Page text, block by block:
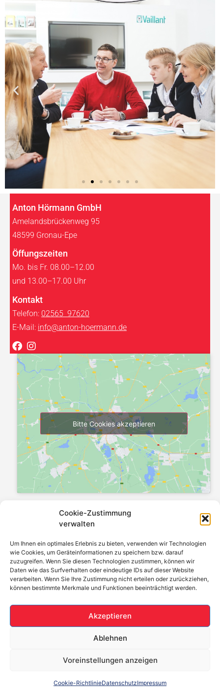
Cookie-Zustimmung
verwalten
Um Ihnen ein optimales Erlebnis zu bieten, verwenden wir Technologien
wie Cookies, um Geräteinformationen zu speichern bzw. darauf
zuzugreifen. Wenn Sie diesen Technologien zustimmen, können wir
Daten wie das Surfverhalten oder eindeutige IDs auf dieser Website
verarbeiten. Wenn Sie Ihre Zustimmung nicht erteilen oder zurückziehen,
können bestimmte Merkmale und Funktionen beeinträchtigt werden.
Akzeptieren
Ablehnen
Voreinstellungen anzeigen
Cookie-RichtlinieDatenschutzImpressum
Anton Hörmann GmbH
Amelandsbrückenweg 95
48599 Gronau-Epe
Öffungszeiten
Mo. bis Fr. 08.00–12.00
und 13.00–17.00 Uhr
Kontakt
Telefon: 02565 97620
E-Mail: info@anton-hoermann.de
Bitte Cookies akzeptieren
Badsanierung
Heizungsbau
Heizungswartung
Photovoltaik
Klima & Lüftung
Über uns
Direkt Termin